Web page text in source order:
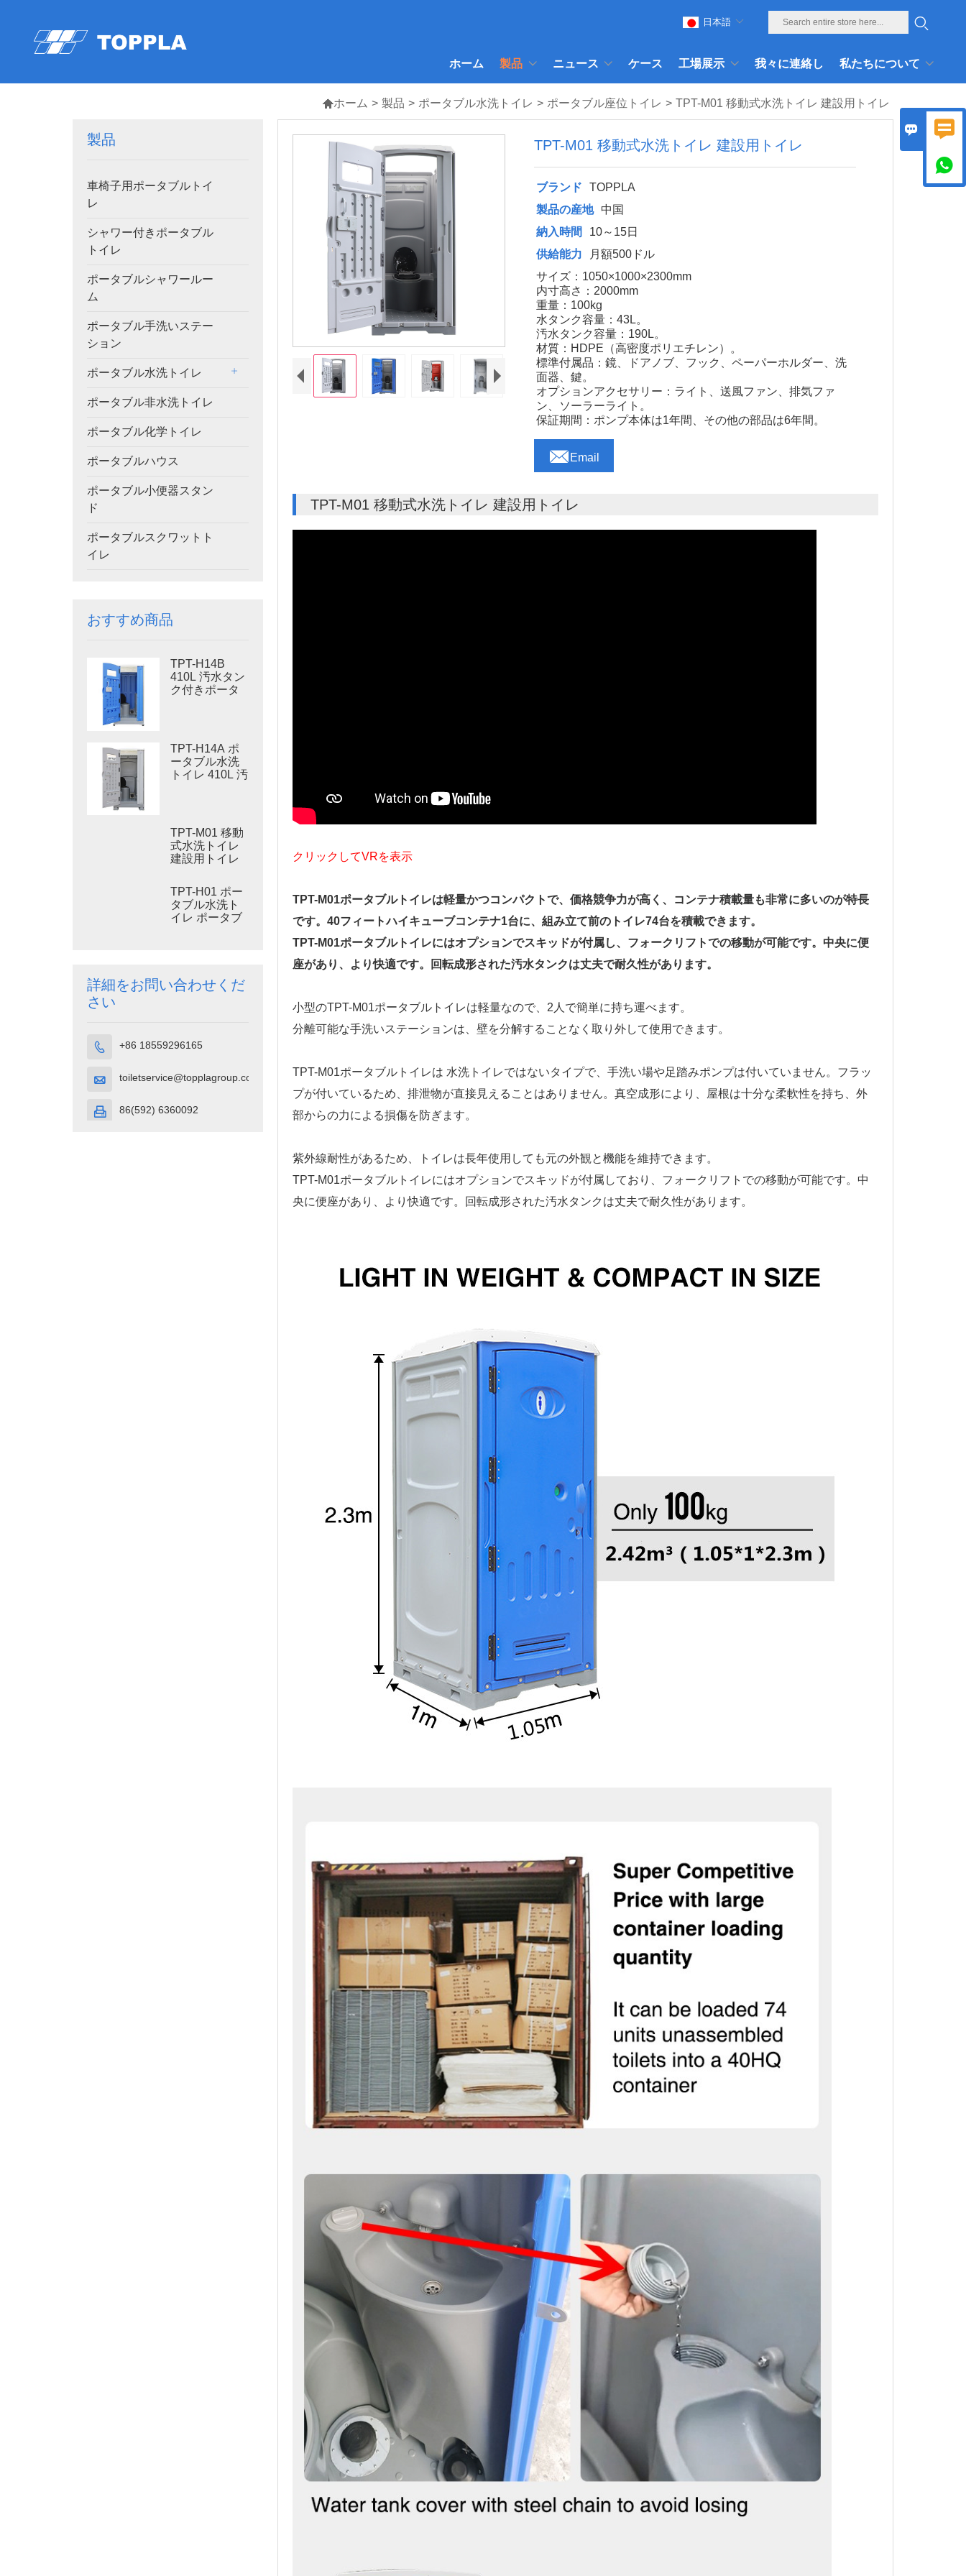
ホーム 製品 ニュース ケース 工場展示 我々に連絡し 私たちについて
日本語
ホーム > 製品 > ポータブル水洗トイレ > ポータブル座位トイレ > TPT-M01 移動式水洗トイレ 建設用トイレ
製品
車椅子用ポータブルトイ
レ
シャワー付きポータブル
トイレ
ポータブルシャワールー
ム
ポータブル手洗いステー
ション
ポータブル水洗トイレ
ポータブル非水洗トイレ
ポータブル化学トイレ
ポータブルハウス
ポータブル小便器スタン
ド
ポータブルスクワットト
イレ
おすすめ商品
TPT-H14B
410L 汚水タン
ク付きポータ
タブルトイレ
現場トイレ
TPT-H14A ポ
ータブル水洗
トイレ 410L 汚
TPT-M01 移動
式水洗トイレ
建設用トイレ
TPT-H01 ポー
タブル水洗ト
イレ ポータブ
詳細をお問い合わせくだ
さい
 +86 18559296165
 toiletservice@topplagroup.com
 86(592) 6360092
TPT-M01 移動式水洗トイレ 建設用トイレ
ブランド
TOPPLA
製品の産地
中国
納入時間
10～15日
供給能力
月額500ドル
サイズ：1050×1000×2300mm
内寸高さ：2000mm
重量：100kg
水タンク容量：43L。
汚水タンク容量：190L。
材質：HDPE（高密度ポリエチレン）。
標準付属品：鏡、ドアノブ、フック、ペーパーホルダー、洗
面器、鍵。
オプションアクセサリー：ライト、送風ファン、排気ファ
ン、ソーラーライト。
保証期間：ポンプ本体は1年間、その他の部品は6年間。
 Email
TPT-M01 移動式水洗トイレ 建設用トイレ
クリックしてVRを表示
TPT-M01ポータブルトイレは軽量かつコンパクトで、価格競争力が高く、コンテナ積載量も非常に多いのが特長
です。40フィートハイキューブコンテナ1台に、組み立て前のトイレ74台を積載できます。
TPT-M01ポータブルトイレにはオプションでスキッドが付属し、フォークリフトでの移動が可能です。中央に便
座があり、より快適です。回転成形された汚水タンクは丈夫で耐久性があります。
小型のTPT-M01ポータブルトイレは軽量なので、2人で簡単に持ち運べます。
分離可能な手洗いステーションは、壁を分解することなく取り外して使用できます。
TPT-M01ポータブルトイレは水洗トイレではないタイプで、手洗い場や足踏みポンプは付いていません。フラッ
プが付いているため、排泄物が直接見えることはありません。真空成形により、屋根は十分な柔軟性を持ち、外
部からの力による損傷を防ぎます。
紫外線耐性があるため、トイレは長年使用しても元の外観と機能を維持できます。
TPT-M01ポータブルトイレにはオプションでスキッドが付属しており、フォークリフトでの移動が可能です。中
央に便座があり、より快適です。回転成形された汚水タンクは丈夫で耐久性があります。
 
